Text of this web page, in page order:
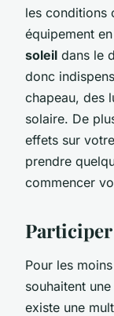
les conditions
équipement
soleil dans le
donc
chapeau, des
solaire. De
effets sur
prendre
commencer
Pour les
souhaitent
existe une